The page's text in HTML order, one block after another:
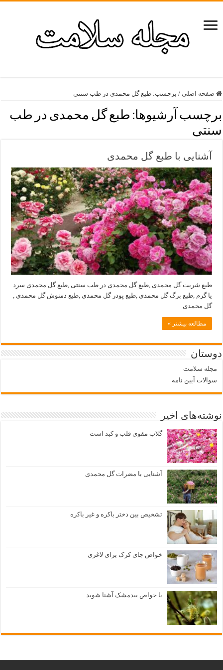
صفحه اصلی / برچسب:طبع گل محمدی در طب سنتی
برچسب آرشیوها: طبع گل محمدی در طب
سنتی
آشنایی با طبع گل محمدی
طبع شربت گل محمدی ,طبع گل محمدی در طب سنتی ,طبع گل محمدی سرد
یا گرم ,طبع برگ گل محمدی ,طبع پودر گل محمدی ,طبع دمنوش گل محمدی ,
گل محمدی
مطالعه بیشتر »
دوستان
مجله سلامت
سوالات آیین نامه
نوشته‌های اخیر
گلاب مقوی قلب و کبد است
آشنایی با مضرات گل محمدی
تشخیص بین دختر باکره و غیر باکره
خواص چای کرک برای لاغری
با خواص بیدمشک آشنا شوید